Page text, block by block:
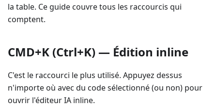
la table. Ce guide couvre tous les raccourcis qui
comptent.
CMD+K (Ctrl+K) — Édition inline
C'est le raccourci le plus utilisé. Appuyez dessus
n'importe où avec du code sélectionné (ou non) pour
ouvrir l'éditeur IA inline.